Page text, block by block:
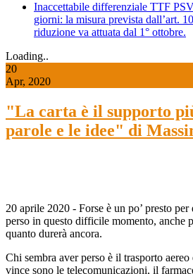
Inaccettabile differenziale TTF
giorni: la misura prevista dall’art.
riduzione va attuata dal 1° ottobre.
Loading..
20
Apr, 2020
"La carta è il supporto
parole e le idee" di
20 aprile 2020 - Forse è un po’ presto
perso in questo difficile momento, anche
quanto durerà ancora.
Chi sembra aver perso è il trasporto
vince sono le telecomunicazioni, il